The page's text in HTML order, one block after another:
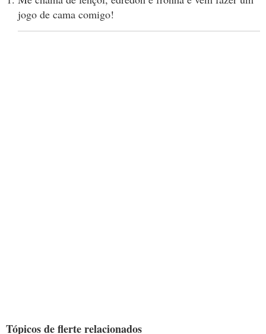
jogo de cama comigo!
Tópicos de flerte relacionados